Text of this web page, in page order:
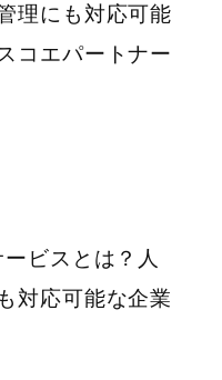
理にも対応可能
コエパートナー
ビスとは？人
対応可能な企業